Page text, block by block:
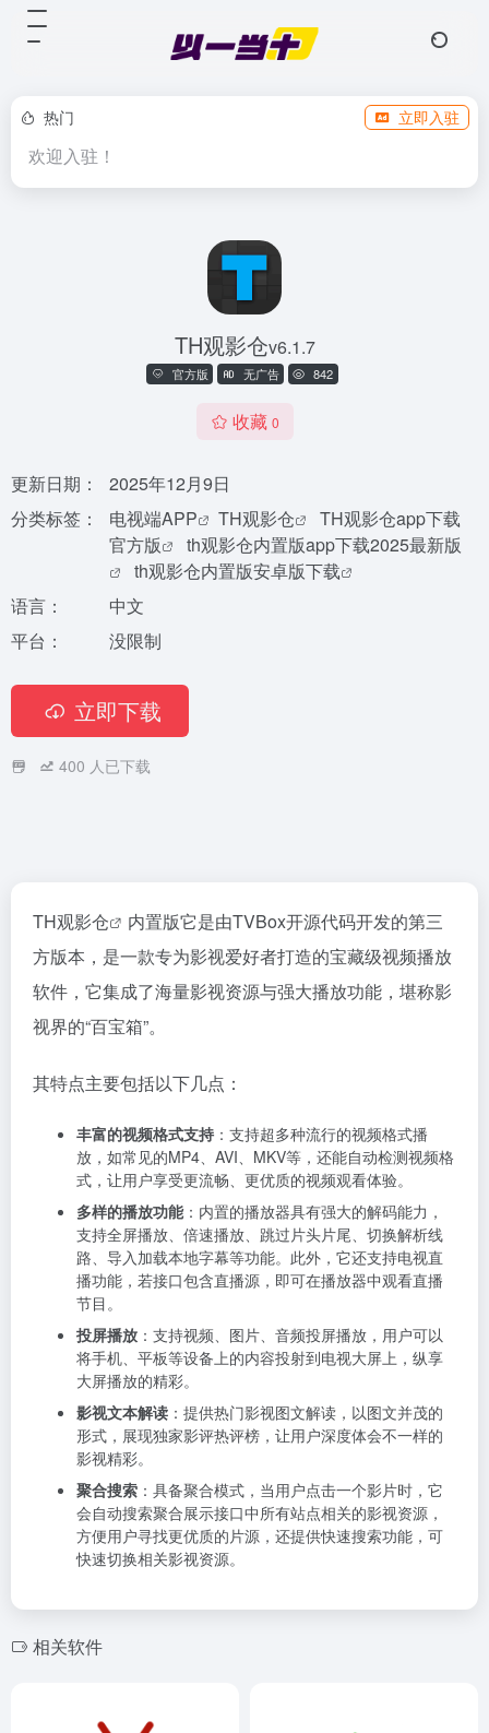
热门 立即入驻
欢迎入驻！
TH观影仓v6.1.7
官方版 无广告 842
收藏 0
更新日期：
2025年12月9日
分类标签：
电视端APP TH观影仓
TH观影仓app下载
官方版
th观影仓内置版app下载2025最新版
th观影仓内置版安卓版下载
语言：
中文
平台：
没限制
立即下载
400 人已下载
TH观影仓
内置版它是由TVBox开源代码开发的第三
方版本，是一款专为影视爱好者打造的宝藏级视频播放
软件，它集成了海量影视资源与强大播放功能，堪称影
视界的“百宝箱”。
其特点主要包括以下几点：
丰富的视频格式支持 ：支持超多种流行的视频格式播
放，如常见的MP4、AVI、MKV等，还能自动检测视频格
式，让用户享受更流畅、更优质的视频观看体验。
多样的播放功能：内置的播放器具有强大的解码能力，
支持全屏播放、倍速播放、跳过片头片尾、切换解析线
路、导入加载本地字幕等功能。此外，它还支持电视直
播功能，若接口包含直播源，即可在播放器中观看直播
节目。
投屏播放 ：支持视频、图片、音频投屏播放，用户可以
将手机、平板等设备上的内容投射到电视大屏上，纵享
大屏播放的精彩。
影视文本解读 ：提供热门影视图文解读，以图文并茂的
形式，展现独家影评热评榜，让用户深度体会不一样的
影视精彩。
聚合搜索 ：具备聚合模式，当用户点击一个影片时，它
会自动搜索聚合展示接口中所有站点相关的影视资源，
方便用户寻找更优质的片源，还提供快速搜索功能，可
快速切换相关影视资源。
相关软件